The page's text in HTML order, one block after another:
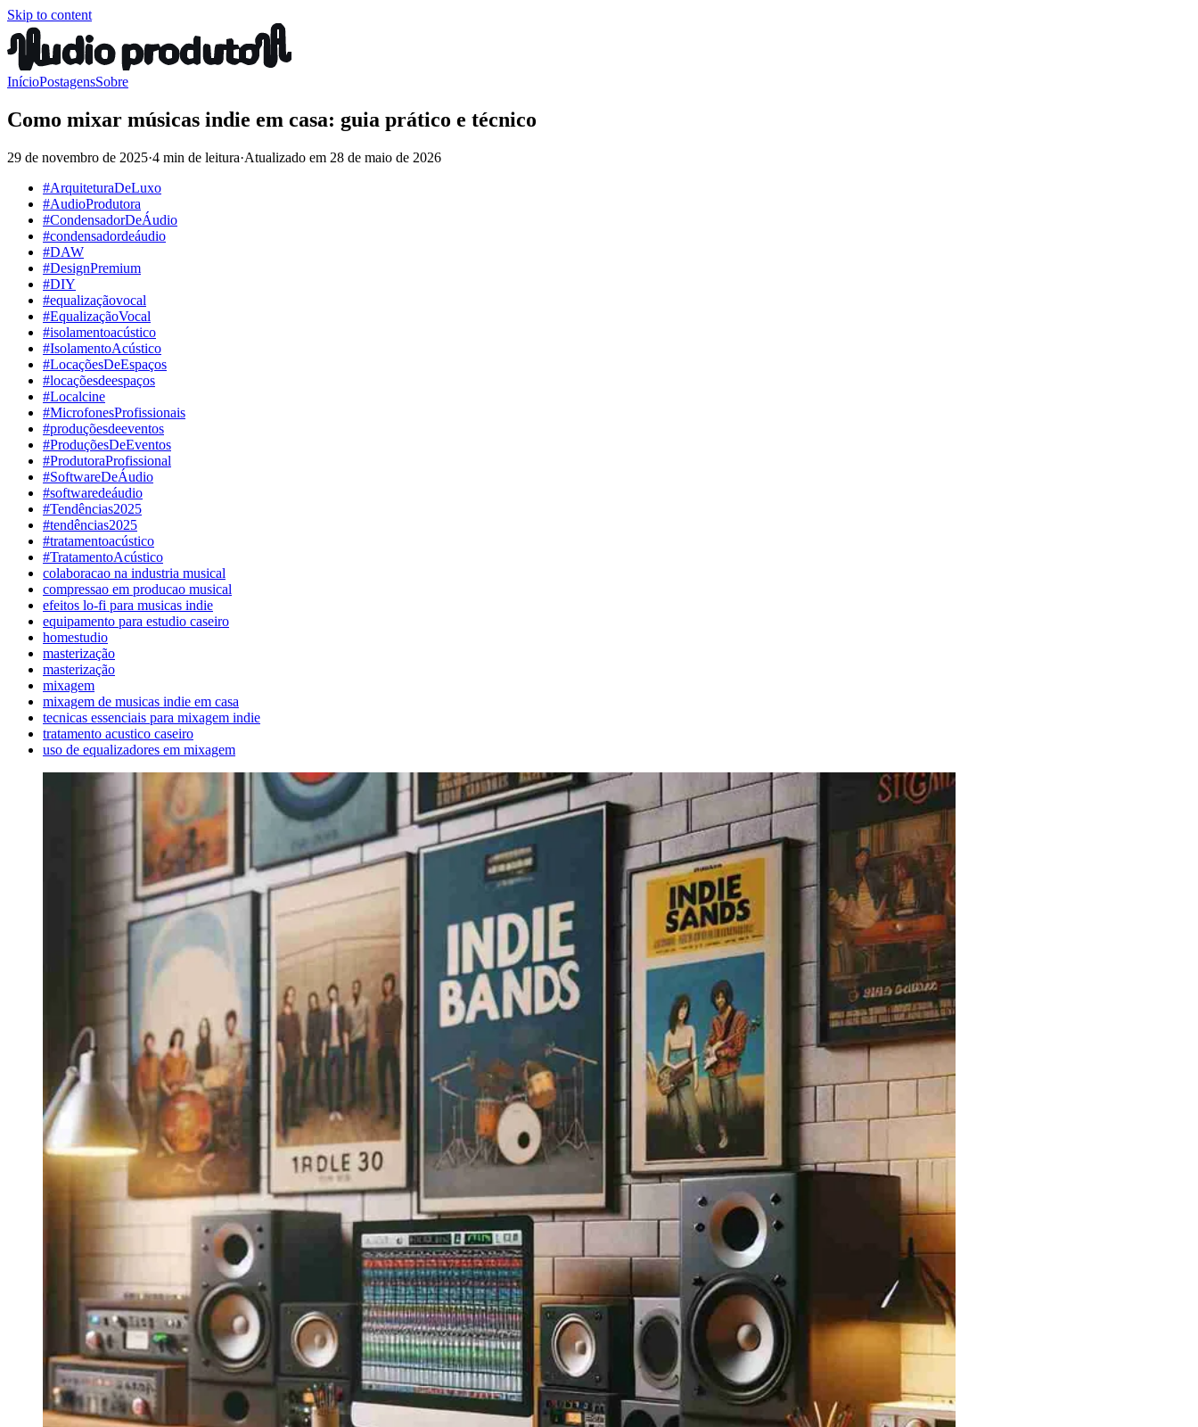
Skip to content
InícioPostagensSobre
Como mixar músicas indie em casa: guia prático e técnico
29 de novembro de 2025·4 min de leitura·Atualizado em 28 de maio de 2026
#ArquiteturaDeLuxo
#AudioProdutora
#CondensadorDeÁudio
#condensadordeáudio
#DAW
#DesignPremium
#DIY
#equalizaçãovocal
#EqualizaçãoVocal
#isolamentoacústico
#IsolamentoAcústico
#LocaçõesDeEspaços
#locaçõesdeespaços
#Localcine
#MicrofonesProfissionais
#produçõesdeeventos
#ProduçõesDeEventos
#ProdutoraProfissional
#SoftwareDeÁudio
#softwaredeáudio
#Tendências2025
#tendências2025
#tratamentoacústico
#TratamentoAcústico
colaboracao na industria musical
compressao em producao musical
efeitos lo-fi para musicas indie
equipamento para estudio caseiro
homestudio
masterização
masterização
mixagem
mixagem de musicas indie em casa
tecnicas essenciais para mixagem indie
tratamento acustico caseiro
uso de equalizadores em mixagem